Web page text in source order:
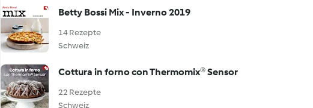
Betty Bossi Mix - Inverno 2019
14 Rezepte
Schweiz
Cottura in forno con Thermomix® Sensor
22 Rezepte
Schweiz